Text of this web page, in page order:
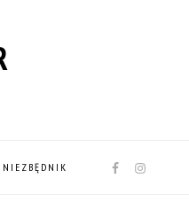
NIEZBĘDNIK
NAV